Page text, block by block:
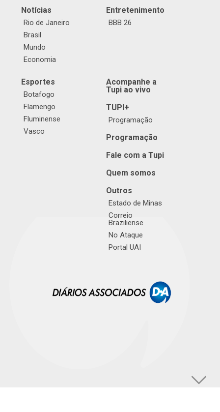
Notícias
Rio de Janeiro
Brasil
Mundo
Economia
Entretenimento
BBB 26
Esportes
Botafogo
Flamengo
Fluminense
Vasco
Acompanhe a
Tupi ao vivo
TUPI+
Programação
Programação
Fale com a Tupi
Quem somos
Outros
Estado de Minas
Correio
Braziliense
No Ataque
Portal UAI